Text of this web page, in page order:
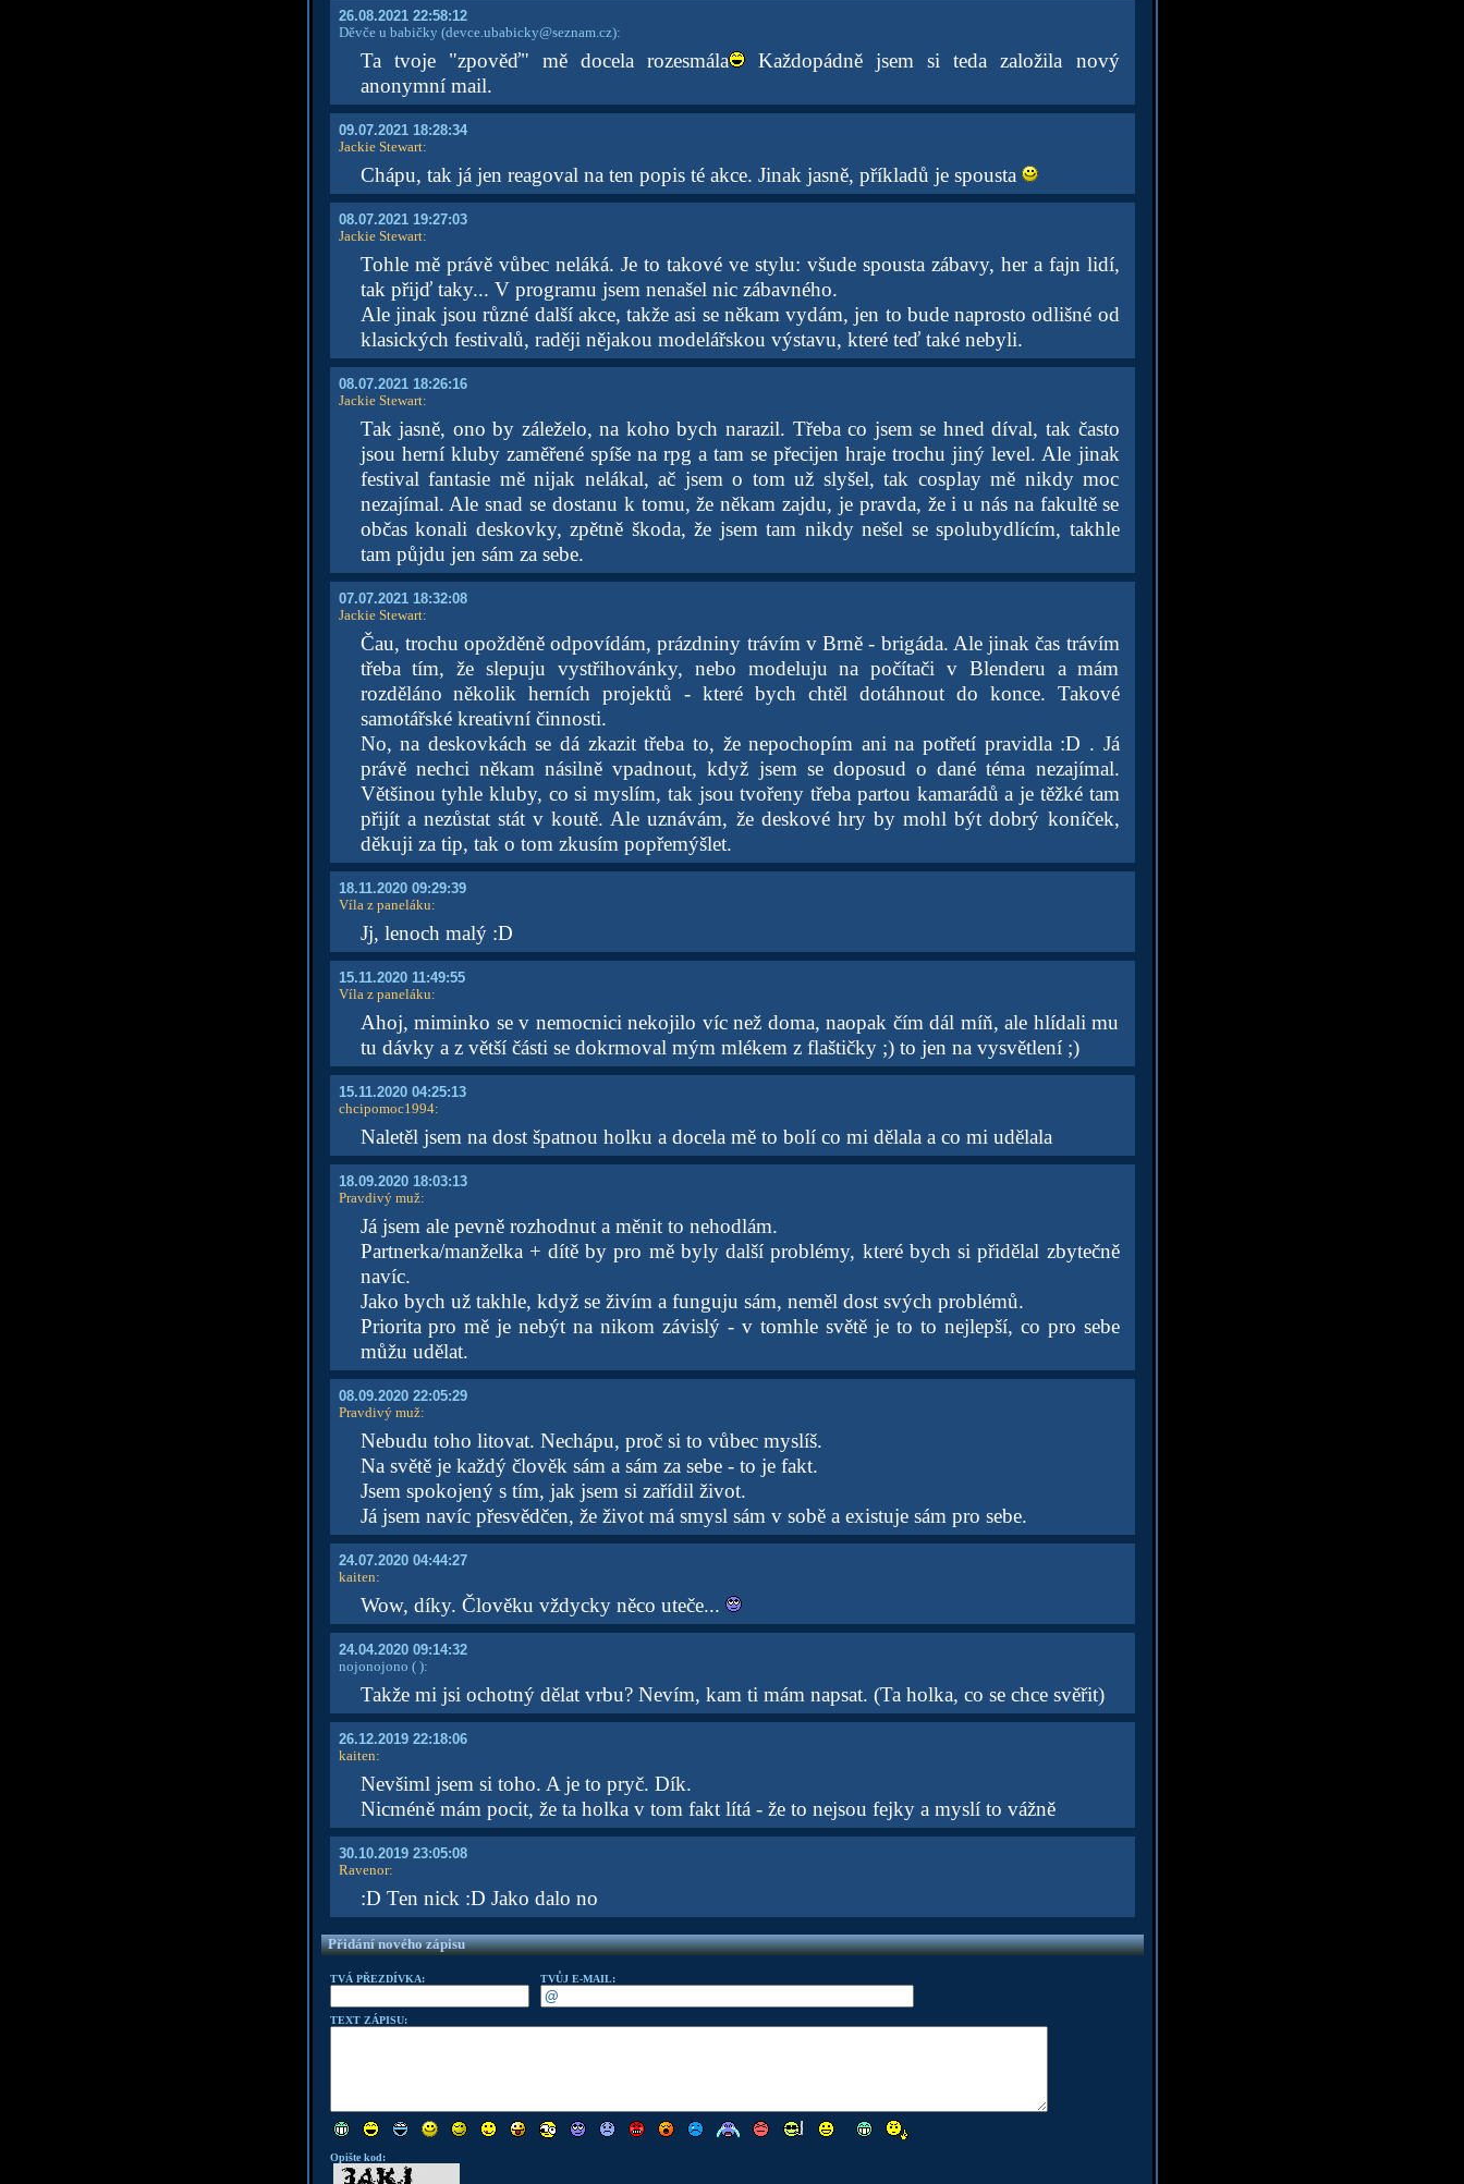
26.08.2021 22:58:12
Děvče u babičky (devce.ubabicky@seznam.cz):
Ta tvoje "zpověď" mě docela rozesmála
Každopádně jsem si teda založila nový
anonymní mail.
09.07.2021 18:28:34
Jackie Stewart:
Chápu, tak já jen reagoval na ten popis té akce. Jinak jasně, příkladů je spousta
08.07.2021 19:27:03
Jackie Stewart:
Tohle mě právě vůbec neláká. Je to takové ve stylu: všude spousta zábavy, her a fajn lidí,
tak přijď taky... V programu jsem nenašel nic zábavného.
Ale jinak jsou různé další akce, takže asi se někam vydám, jen to bude naprosto odlišné od
klasických festivalů, raději nějakou modelářskou výstavu, které teď také nebyli.
08.07.2021 18:26:16
Jackie Stewart:
Tak jasně, ono by záleželo, na koho bych narazil. Třeba co jsem se hned díval, tak často
jsou herní kluby zaměřené spíše na rpg a tam se přecijen hraje trochu jiný level. Ale jinak
festival fantasie mě nijak nelákal, ač jsem o tom už slyšel, tak cosplay mě nikdy moc
nezajímal. Ale snad se dostanu k tomu, že někam zajdu, je pravda, že i u nás na fakultě se
občas konali deskovky, zpětně škoda, že jsem tam nikdy nešel se spolubydlícím, takhle
tam půjdu jen sám za sebe.
07.07.2021 18:32:08
Jackie Stewart:
Čau, trochu opožděně odpovídám, prázdniny trávím v Brně - brigáda. Ale jinak čas trávím
třeba tím, že slepuju vystřihovánky, nebo modeluju na počítači v Blenderu a mám
rozděláno několik herních projektů - které bych chtěl dotáhnout do konce. Takové
samotářské kreativní činnosti.
No, na deskovkách se dá zkazit třeba to, že nepochopím ani na potřetí pravidla :D . Já
právě nechci někam násilně vpadnout, když jsem se doposud o dané téma nezajímal.
Většinou tyhle kluby, co si myslím, tak jsou tvořeny třeba partou kamarádů a je těžké tam
přijít a nezůstat stát v koutě. Ale uznávám, že deskové hry by mohl být dobrý koníček,
děkuji za tip, tak o tom zkusím popřemýšlet.
18.11.2020 09:29:39
Víla z paneláku:
Jj, lenoch malý :D
15.11.2020 11:49:55
Víla z paneláku:
Ahoj, miminko se v nemocnici nekojilo víc než doma, naopak čím dál míň, ale hlídali mu
tu dávky a z větší části se dokrmoval mým mlékem z flaštičky ;) to jen na vysvětlení ;)
15.11.2020 04:25:13
chcipomoc1994:
Naletěl jsem na dost špatnou holku a docela mě to bolí co mi dělala a co mi udělala
18.09.2020 18:03:13
Pravdivý muž:
Já jsem ale pevně rozhodnut a měnit to nehodlám.
Partnerka/manželka + dítě by pro mě byly další problémy, které bych si přidělal zbytečně
navíc.
Jako bych už takhle, když se živím a funguju sám, neměl dost svých problémů.
Priorita pro mě je nebýt na nikom závislý - v tomhle světě je to to nejlepší, co pro sebe
můžu udělat.
08.09.2020 22:05:29
Pravdivý muž:
Nebudu toho litovat. Nechápu, proč si to vůbec myslíš.
Na světě je každý člověk sám a sám za sebe - to je fakt.
Jsem spokojený s tím, jak jsem si zařídil život.
Já jsem navíc přesvědčen, že život má smysl sám v sobě a existuje sám pro sebe.
24.07.2020 04:44:27
kaiten:
Wow, díky. Člověku vždycky něco uteče...
24.04.2020 09:14:32
nojonojono ( ):
Takže mi jsi ochotný dělat vrbu? Nevím, kam ti mám napsat. (Ta holka, co se chce svěřit)
26.12.2019 22:18:06
kaiten:
Nevšiml jsem si toho. A je to pryč. Dík.
Nicméně mám pocit, že ta holka v tom fakt lítá - že to nejsou fejky a myslí to vážně
30.10.2019 23:05:08
Ravenor:
:D Ten nick :D Jako dalo no
Přidání nového zápisu
TVÁ PŘEZDÍVKA: TVŮJ E-MAIL:
TEXT ZÁPISU:
Opište kod: